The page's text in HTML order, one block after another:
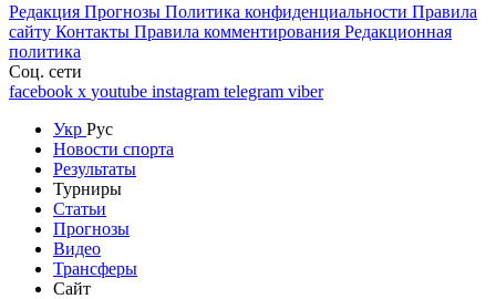
Редакция Прогнозы Политика конфиденциальности Правила
сайту Контакты Правила комментирования Редакционная
политика
Соц. сети
facebook x youtube instagram telegram viber
Укр Рус
Новости спорта
Результаты
Турниры
Статьи
Прогнозы
Видео
Трансферы
Сайт